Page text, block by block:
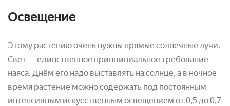
Освещение
Этому растению очень нужны прямые солнечные лучи.
Свет — единственное принципиальное требование
наяса. Днём его надо выставлять на солнце, а в ночное
время растение можно содержать под постоянным
интенсивным искусственным освещением от 0,5 до 0,7